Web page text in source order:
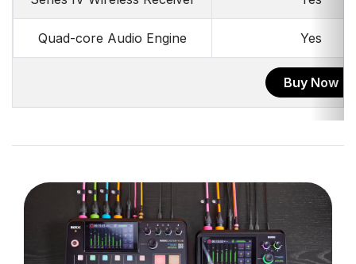
Quad-core Audio Engine Yes
Buy Now